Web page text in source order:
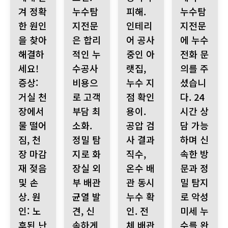
겨 정확
한 원인
을 찾아
해결하
세요!
증상:
거실 천
장에서
물 떨어
짐, 천
장 마감
재 젖음
및 손
상. 원
인: 노
후된 난
누수탐
지전문
은 합리
적인 누
수공사
비용으
로 고객
부담 최
소화.
정밀 탐
지로 화
장실 외
부 배관
균열 발
견, 신
속하게
피해.
인테리
어 공사
중인 아
랫집,
누수 지
점 확인
용이.
공압 검
사 결과
직수,
온수 배
관 동시
누수 확
인. 전
체 배관
누수탐
지전문
에 누수
전화 문
의를 주
셨습니
다. 24
시간 상
담 가능
하며 신
속한 방
문과 정
밀 탐지
로 악성
미세 누
수를 완